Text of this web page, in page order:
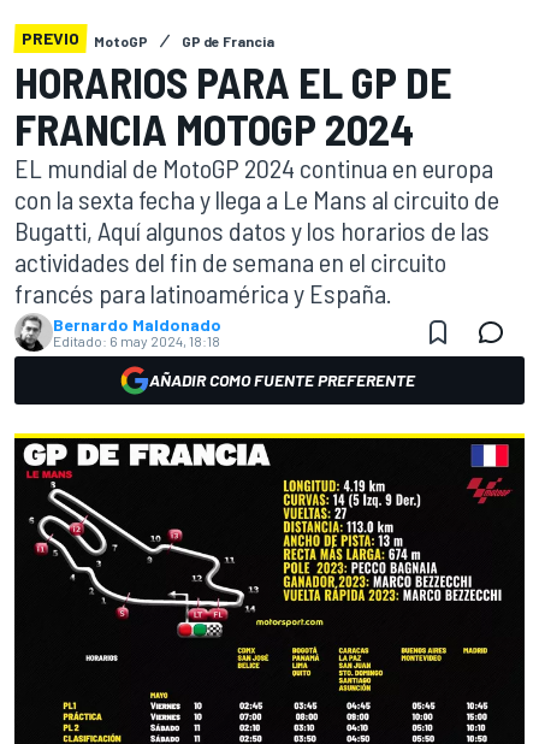
PREVIO MotoGP GP de Francia
HORARIOS PARA EL GP DE
FRANCIA MOTOGP 2024
EL mundial de MotoGP 2024 continua en europa
con la sexta fecha y llega a Le Mans al circuito de
Bugatti, Aquí algunos datos y los horarios de las
actividades del fin de semana en el circuito
francés para latinoamérica y España.
Bernardo Maldonado
Editado: 6 may 2024, 18:18
AÑADIR COMO FUENTE PREFERENTE